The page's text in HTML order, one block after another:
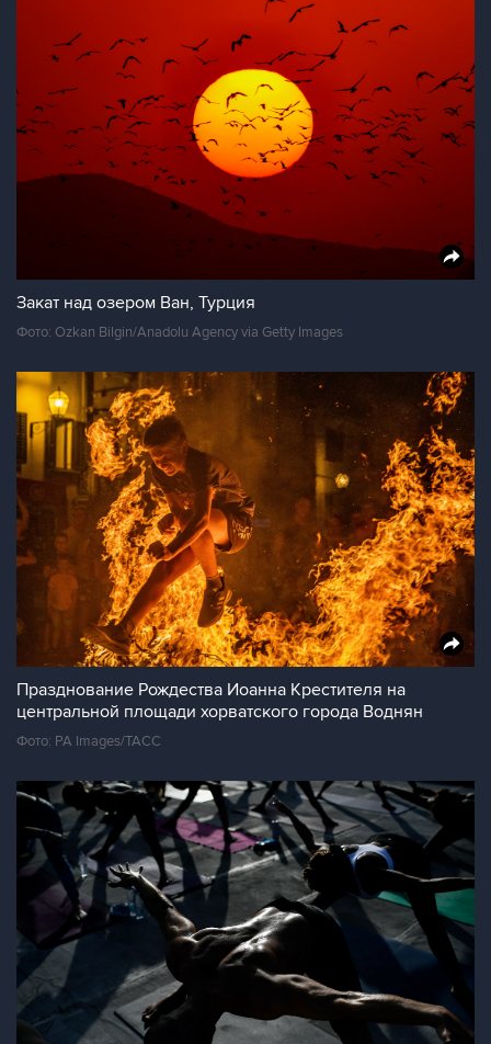
Закат над озером Ван, Турция
Фото: Ozkan Bilgin/Anadolu Agency via Getty Images
Празднование Рождества Иоанна Крестителя на
центральной площади хорватского города Воднян
Фото: PA Images/ТАСС